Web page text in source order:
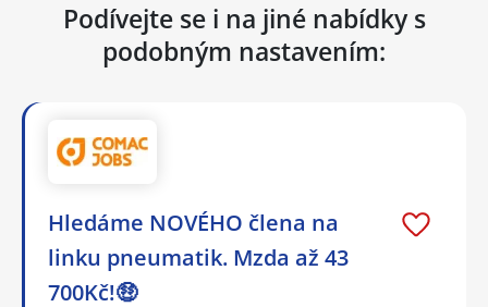
Podívejte se i na jiné nabídky s
podobným nastavením:
Hledáme NOVÉHO člena na
linku pneumatik. Mzda až 43
700Kč!🤑